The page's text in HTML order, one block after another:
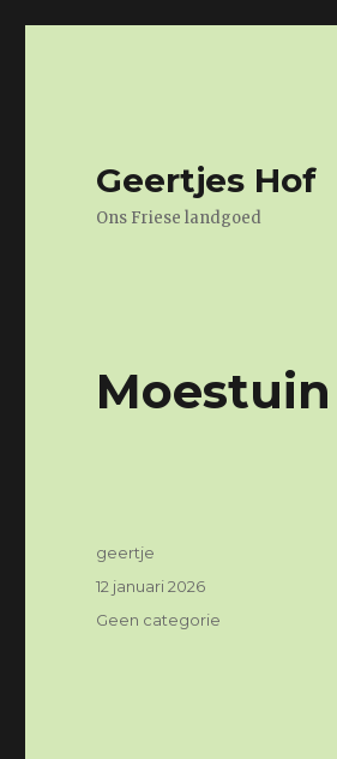
Geertjes Hof
Ons Friese landgoed
Moestuin
Auteur
geertje
Geplaatst
op
12 januari 2026
Categorieën
Geen categorie